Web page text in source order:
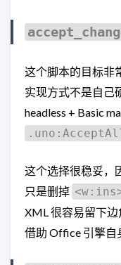
这个脚本的目标非
实现方式不是自己
headless + Basic
这个选择很稳妥，
只是删掉
XML 很容易留下边
借助 Office 引擎自